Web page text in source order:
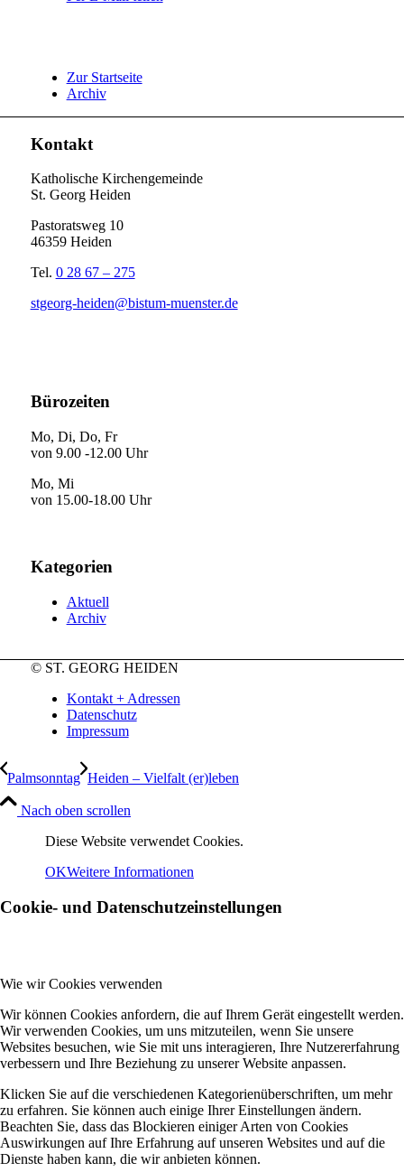
Zur Startseite
Archiv
Kontakt
Katholische Kirchengemeinde
St. Georg Heiden
Pastoratsweg 10
46359 Heiden
Tel. 0 28 67 – 275
stgeorg-heiden@bistum-muenster.de
Bürozeiten
Mo, Di, Do, Fr
von 9.00 -12.00 Uhr
Mo, Mi
von 15.00-18.00 Uhr
Kategorien
Aktuell
Archiv
© ST. GEORG HEIDEN
Kontakt + Adressen
Datenschutz
Impressum
Palmsonntag Heiden – Vielfalt (er)leben
Nach oben scrollen
Diese Website verwendet Cookies.
OKWeitere Informationen
Cookie- und Datenschutzeinstellungen
Wie wir Cookies verwenden
Wir können Cookies anfordern, die auf Ihrem Gerät eingestellt werden.
Wir verwenden Cookies, um uns mitzuteilen, wenn Sie unsere
Websites besuchen, wie Sie mit uns interagieren, Ihre Nutzererfahrung
verbessern und Ihre Beziehung zu unserer Website anpassen.
Klicken Sie auf die verschiedenen Kategorienüberschriften, um mehr
zu erfahren. Sie können auch einige Ihrer Einstellungen ändern.
Beachten Sie, dass das Blockieren einiger Arten von Cookies
Auswirkungen auf Ihre Erfahrung auf unseren Websites und auf die
Dienste haben kann, die wir anbieten können.